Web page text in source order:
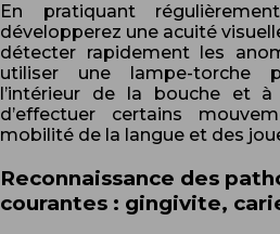
En pratiquant
développerez une acuité
détecter rapidement les
utiliser une lampe-torche
l’intérieur de la bouche et
d’effectuer certains
mobilité de la langue et des
Reconnaissance des
courantes : gingivite,